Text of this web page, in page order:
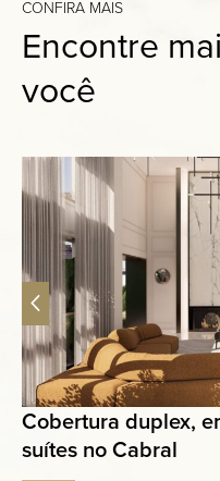
CONFIRA MAIS
Encontre
você
Cobertura duplex,
suítes no Cabral